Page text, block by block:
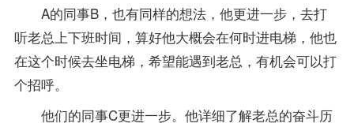
A的同事B，也有同样的想法，他更进一步，去打
听老总上下班时间，算好他大概会在何时进电梯，他也
在这个时候去坐电梯，希望能遇到老总，有机会可以打
个招呼。
他们的同事C更进一步。他详细了解老总的奋斗历